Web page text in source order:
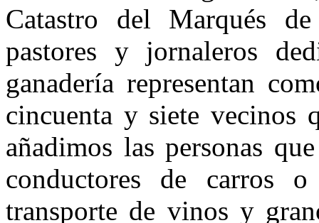
Catastro del Marqués
pastores y jornaleros
ganadería representan
cincuenta y siete vecinos
añadimos las personas
conductores de carros
transporte de vinos y